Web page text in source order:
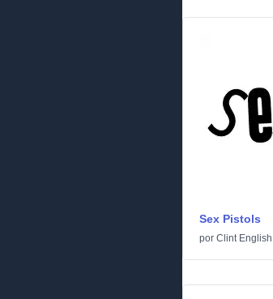
Sex Pistols
por Clint English